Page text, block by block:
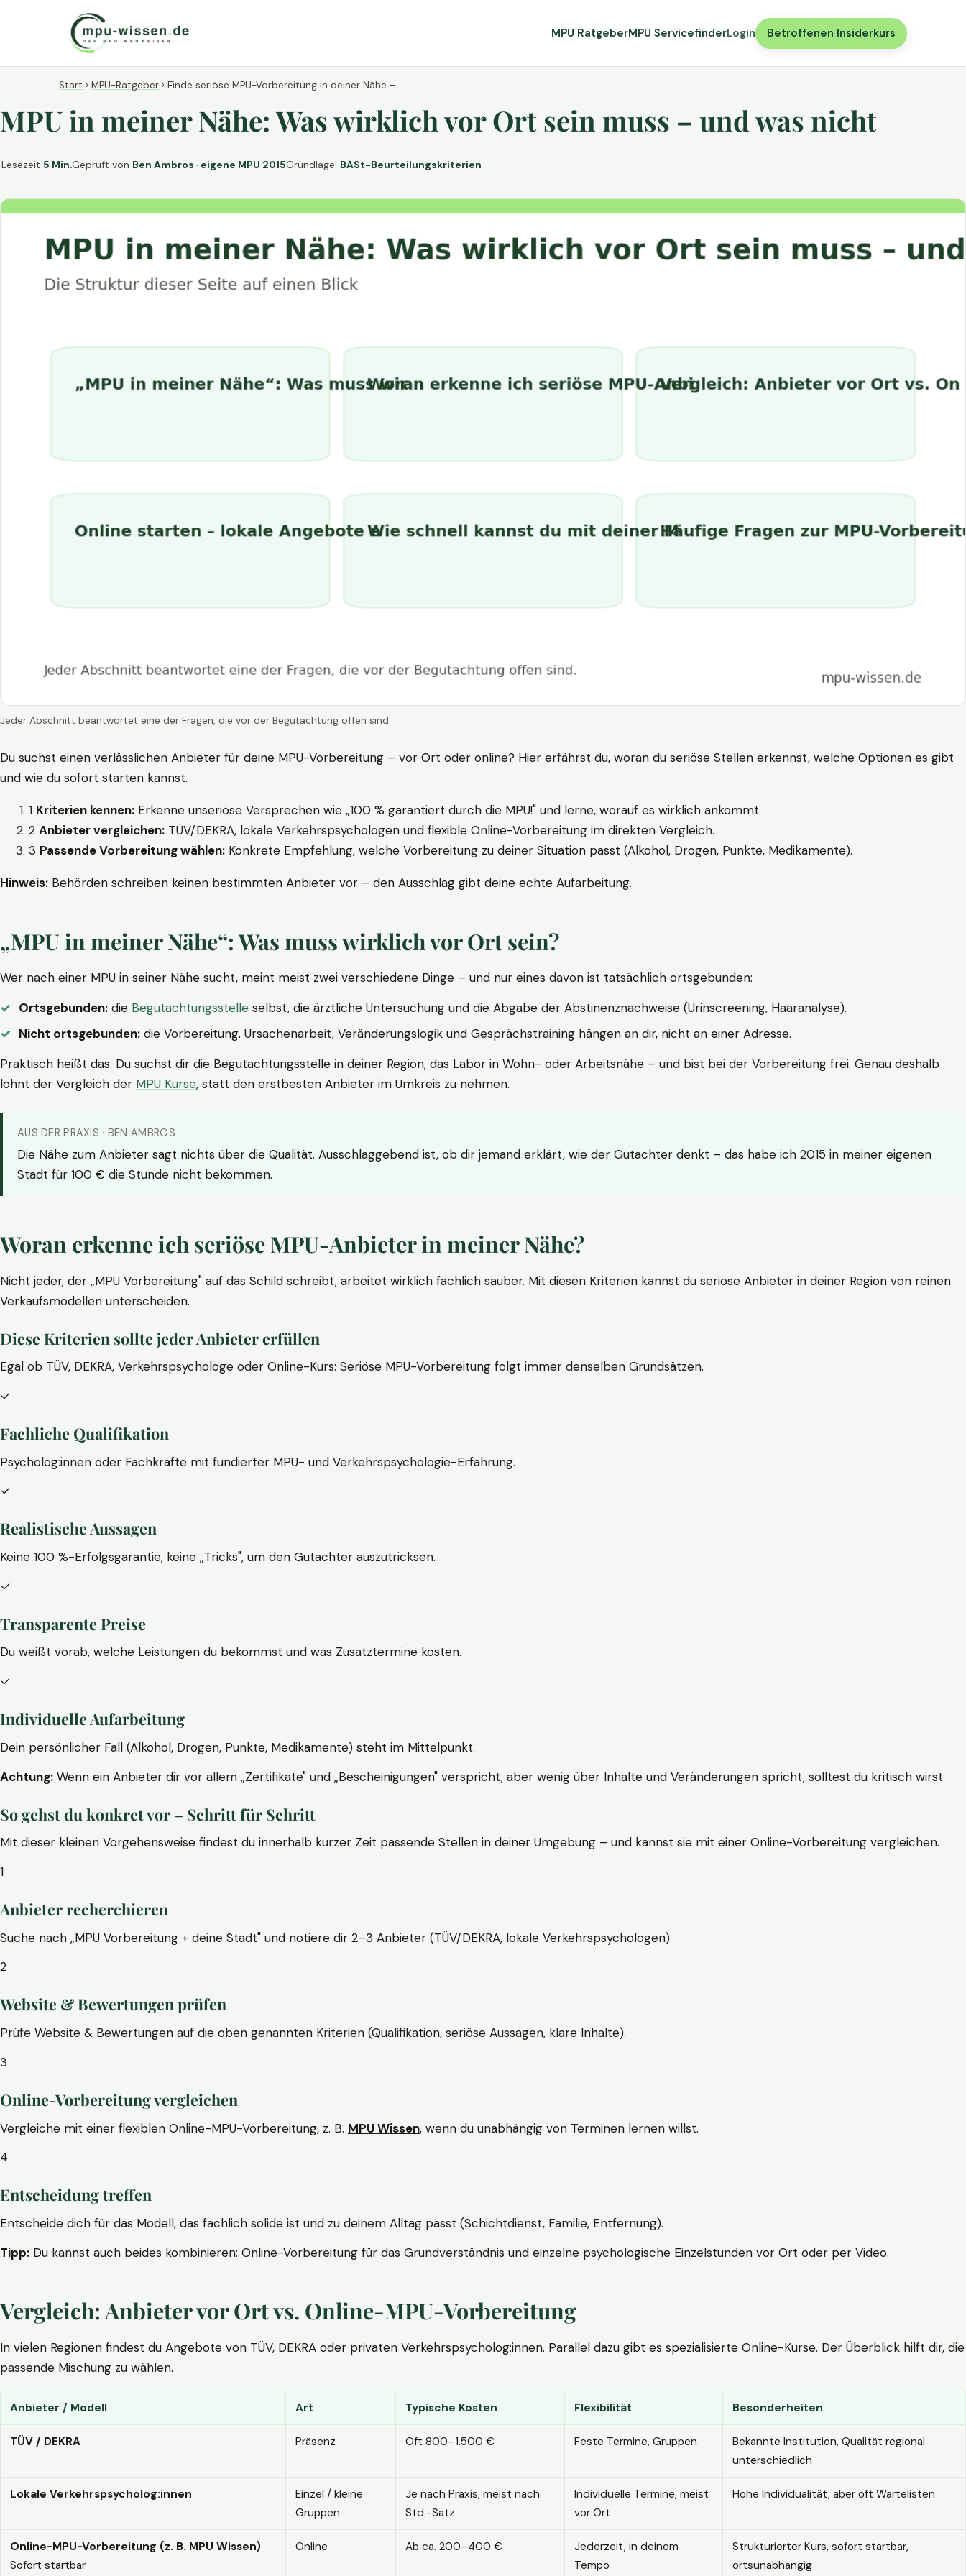
MPU RatgeberMPU ServicefinderLogin Betroffenen Insiderkurs
Start › MPU-Ratgeber › Finde seriöse MPU-Vorbereitung in deiner Nähe –
MPU in meiner Nähe: Was wirklich vor Ort sein muss – und was nicht
Lesezeit 5 Min.Geprüft von Ben Ambros · eigene MPU 2015Grundlage: BASt-Beurteilungskriterien
Jeder Abschnitt beantwortet eine der Fragen, die vor der Begutachtung offen sind.
Du suchst einen verlässlichen Anbieter für deine MPU-Vorbereitung – vor Ort oder online? Hier erfährst du, woran du seriöse Stellen erkennst, welche Optionen es gibt
und wie du sofort starten kannst.
1 Kriterien kennen: Erkenne unseriöse Versprechen wie „100 % garantiert durch die MPU!" und lerne, worauf es wirklich ankommt.
2 Anbieter vergleichen: TÜV/DEKRA, lokale Verkehrspsychologen und flexible Online-Vorbereitung im direkten Vergleich.
3 Passende Vorbereitung wählen: Konkrete Empfehlung, welche Vorbereitung zu deiner Situation passt (Alkohol, Drogen, Punkte, Medikamente).
Hinweis: Behörden schreiben keinen bestimmten Anbieter vor – den Ausschlag gibt deine echte Aufarbeitung.
„MPU in meiner Nähe“: Was muss wirklich vor Ort sein?
Wer nach einer MPU in seiner Nähe sucht, meint meist zwei verschiedene Dinge – und nur eines davon ist tatsächlich ortsgebunden:
Ortsgebunden: die Begutachtungsstelle selbst, die ärztliche Untersuchung und die Abgabe der Abstinenznachweise (Urinscreening, Haaranalyse).
Nicht ortsgebunden: die Vorbereitung. Ursachenarbeit, Veränderungslogik und Gesprächstraining hängen an dir, nicht an einer Adresse.
Praktisch heißt das: Du suchst dir die Begutachtungsstelle in deiner Region, das Labor in Wohn- oder Arbeitsnähe – und bist bei der Vorbereitung frei. Genau deshalb
lohnt der Vergleich der MPU Kurse, statt den erstbesten Anbieter im Umkreis zu nehmen.
AUS DER PRAXIS · BEN AMBROS
Die Nähe zum Anbieter sagt nichts über die Qualität. Ausschlaggebend ist, ob dir jemand erklärt, wie der Gutachter denkt – das habe ich 2015 in meiner eigenen
Stadt für 100 € die Stunde nicht bekommen.
Woran erkenne ich seriöse MPU-Anbieter in meiner Nähe?
Nicht jeder, der „MPU Vorbereitung" auf das Schild schreibt, arbeitet wirklich fachlich sauber. Mit diesen Kriterien kannst du seriöse Anbieter in deiner Region von reinen
Verkaufsmodellen unterscheiden.
Diese Kriterien sollte jeder Anbieter erfüllen
Egal ob TÜV, DEKRA, Verkehrspsychologe oder Online-Kurs: Seriöse MPU-Vorbereitung folgt immer denselben Grundsätzen.
✓
Fachliche Qualifikation
Psycholog:innen oder Fachkräfte mit fundierter MPU- und Verkehrspsychologie-Erfahrung.
✓
Realistische Aussagen
Keine 100 %-Erfolgsgarantie, keine „Tricks", um den Gutachter auszutricksen.
✓
Transparente Preise
Du weißt vorab, welche Leistungen du bekommst und was Zusatztermine kosten.
✓
Individuelle Aufarbeitung
Dein persönlicher Fall (Alkohol, Drogen, Punkte, Medikamente) steht im Mittelpunkt.
Achtung: Wenn ein Anbieter dir vor allem „Zertifikate" und „Bescheinigungen" verspricht, aber wenig über Inhalte und Veränderungen spricht, solltest du kritisch wirst.
So gehst du konkret vor – Schritt für Schritt
Mit dieser kleinen Vorgehensweise findest du innerhalb kurzer Zeit passende Stellen in deiner Umgebung – und kannst sie mit einer Online-Vorbereitung vergleichen.
1
Anbieter recherchieren
Suche nach „MPU Vorbereitung + deine Stadt" und notiere dir 2–3 Anbieter (TÜV/DEKRA, lokale Verkehrspsychologen).
2
Website & Bewertungen prüfen
Prüfe Website & Bewertungen auf die oben genannten Kriterien (Qualifikation, seriöse Aussagen, klare Inhalte).
3
Online-Vorbereitung vergleichen
Vergleiche mit einer flexiblen Online-MPU-Vorbereitung, z. B. MPU Wissen, wenn du unabhängig von Terminen lernen willst.
4
Entscheidung treffen
Entscheide dich für das Modell, das fachlich solide ist und zu deinem Alltag passt (Schichtdienst, Familie, Entfernung).
Tipp: Du kannst auch beides kombinieren: Online-Vorbereitung für das Grundverständnis und einzelne psychologische Einzelstunden vor Ort oder per Video.
Vergleich: Anbieter vor Ort vs. Online-MPU-Vorbereitung
In vielen Regionen findest du Angebote von TÜV, DEKRA oder privaten Verkehrspsycholog:innen. Parallel dazu gibt es spezialisierte Online-Kurse. Der Überblick hilft dir, die
passende Mischung zu wählen.
Anbieter / Modell Art Typische Kosten Flexibilität Besonderheiten
TÜV / DEKRA Präsenz Oft 800–1.500 € Feste Termine, Gruppen
Bekannte Institution, Qualität regional
unterschiedlich
Lokale Verkehrspsycholog:innen
Einzel / kleine
Gruppen
Je nach Praxis, meist nach
Std.-Satz
Individuelle Termine, meist
vor Ort
Hohe Individualität, aber oft Wartelisten
Online-MPU-Vorbereitung (z. B. MPU Wissen)
Sofort startbar
Online Ab ca. 200–400 €
Jederzeit, in deinem
Tempo
Strukturierter Kurs, sofort startbar,
ortsunabhängig